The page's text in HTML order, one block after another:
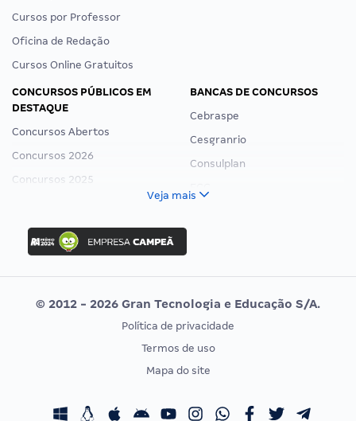
Cursos por Professor
Oficina de Redação
Cursos Online Gratuitos
CONCURSOS PÚBLICOS EM
DESTAQUE
Concursos Abertos
Concursos 2026
Concursos 2025
Concurso Nacional Unificado
Concurso Ibama
Concurso MPU
Editais publicados
BANCAS DE CONCURSOS
Cebraspe
Cesgranrio
Consulplan
Vunesp
CONCURSOS POR PROFISSÃO
Concursos Fiscais
EXAME DE ORDEM
Calendário OAB
Veja mais
© 2012 - 2026 Gran Tecnologia e Educação S/A.
Política de privacidade
Termos de uso
Mapa do site